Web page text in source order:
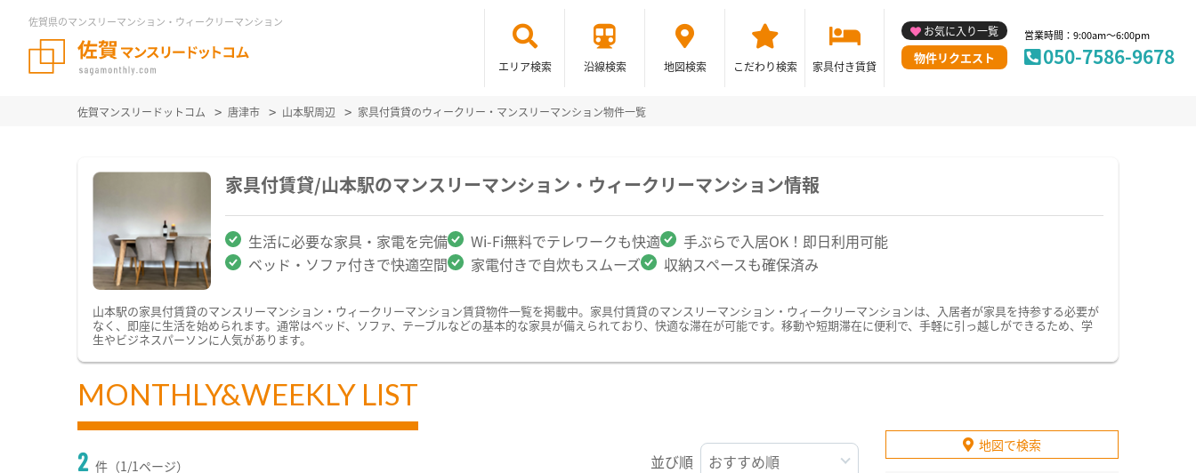
佐賀県のマンスリーマンション・ウィークリーマンション
エリア検索 沿線検索 地図検索 こだわり検索 家具付き賃貸
お気に入り一覧
物件リクエスト
営業時間：9:00am～6:00pm
050-7586-9678
佐賀マンスリードットコム 唐津市 山本駅周辺 家具付賃貸のウィークリー・マンスリーマンション物件一覧
家具付賃貸/山本駅のマンスリーマンション・ウィークリーマンション情報
生活に必要な家具・家電を完備 Wi-Fi無料でテレワークも快適
手ぶらで入居OK！即日利用可能
ベッド・ソファ付きで快適空間
家電付きで自炊もスムーズ 収納スペースも確保済み
山本駅の家具付賃貸のマンスリーマンション・ウィークリーマンション賃貸物件一覧を掲載中。家具付賃貸のマンスリーマンション・ウィークリーマンションは、入居者が家具を持参する必要が
なく、即座に生活を始められます。通常はベッド、ソファ、テーブルなどの基本的な家具が備えられており、快適な滞在が可能です。移動や短期滞在に便利で、手軽に引っ越しができるため、学
生やビジネスパーソンに人気があります。
MONTHLY&WEEKLY LIST
2 件（1/1ページ） 並び順
地図で検索